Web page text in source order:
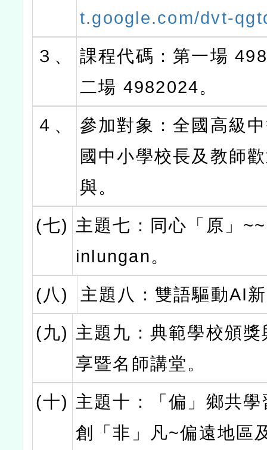
t.google.com/dvt-
３、
課程代碼：第一場
二場 4982024。
４、
參加對象：全國高級
國中小學校長及教師
與。
(七) 主題七：同心「原」
inlungan。
(八)
主題八：雙語驅動AI
(九) 主題九：典範學校頒
享暨名師講堂。
(十) 主題十：「偏」鄉共
創「非」凡~偏遠地區